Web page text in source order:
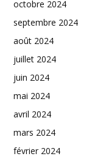
octobre 2024
septembre 2024
août 2024
juillet 2024
juin 2024
mai 2024
avril 2024
mars 2024
février 2024